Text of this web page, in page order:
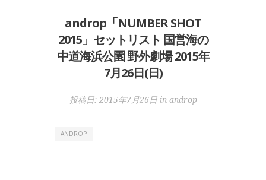
androp「NUMBER SHOT
2015」セットリスト 国営海の
中道海浜公園 野外劇場 2015年
7月26日(日)
投稿日: 2015年7月26日in androp
ANDROP